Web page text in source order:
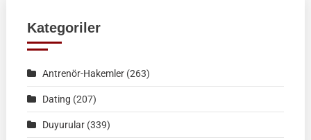
02
2026
Kategoriler
Antrenör-Hakemler(263)
Dating (207)
Duyurular(339)